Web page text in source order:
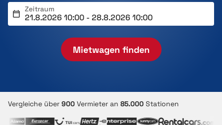
Zeitraum
Mietwagen finden
Vergleiche über 900 Vermieter an 85.000 Stationen